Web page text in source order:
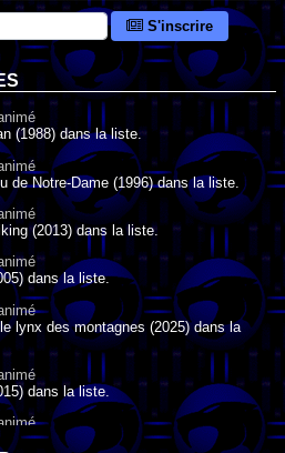
S'inscrire
(1988) dans la liste.
de Notre-Dame (1996) dans la liste.
(2013) dans la liste.
dans la liste.
lynx des montagnes (2025) dans la
dans la liste.
dans la liste.